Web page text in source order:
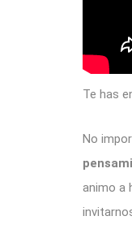
Te has
No
animo a